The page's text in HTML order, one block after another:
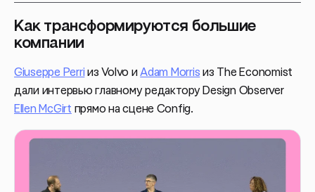
Как трансформируются большие
компании
Giuseppe Perri из Volvo и Adam Morris из The Economist
дали интервью главному редактору Design Observer
Ellen McGirt прямо на сцене Config.